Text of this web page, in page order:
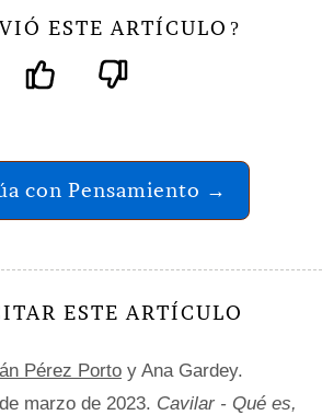
ESTE ARTÍCULO ?
con Pensamiento →
ESTE ARTÍCULO
Pérez Porto y Ana Gardey.
marzo de 2023. Cavilar - Qué es,